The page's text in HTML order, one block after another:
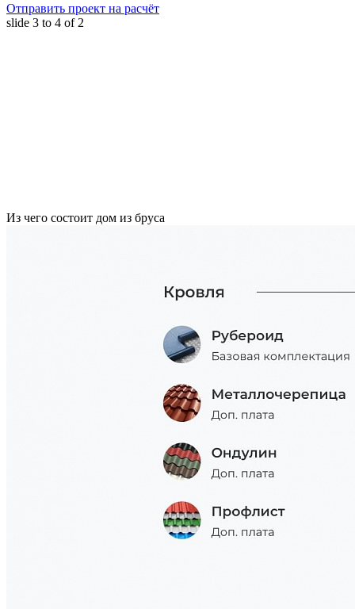
Отправить проект на расчёт
slide 3 to 4 of 2
Из чего состоит дом из бруса